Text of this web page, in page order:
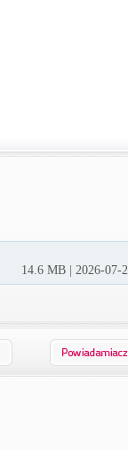
14.6 MB | 2026-07-